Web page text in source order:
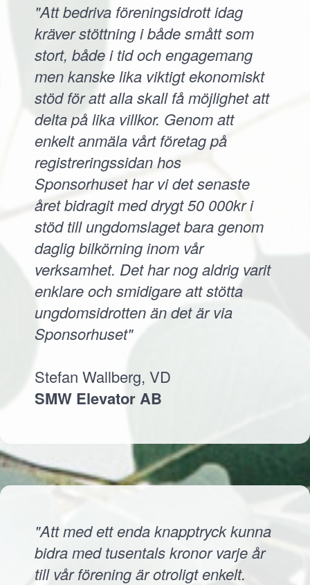
"Att bedriva föreningsidrott idag
kräver stöttning i både smått som
stort, både i tid och engagemang
men kanske lika viktigt ekonomiskt
stöd för att alla skall få möjlighet att
delta på lika villkor. Genom att
enkelt anmäla vårt företag på
registreringssidan hos
Sponsorhuset har vi det senaste
året bidragit med drygt 50 000kr i
stöd till ungdomslaget bara genom
daglig bilkörning inom vår
verksamhet. Det har nog aldrig varit
enklare och smidigare att stötta
ungdomsidrotten än det är via
Sponsorhuset"
Stefan Wallberg, VD
SMW Elevator AB
"Att med ett enda knapptryck kunna
bidra med tusentals kronor varje år
till vår förening är otroligt enkelt.